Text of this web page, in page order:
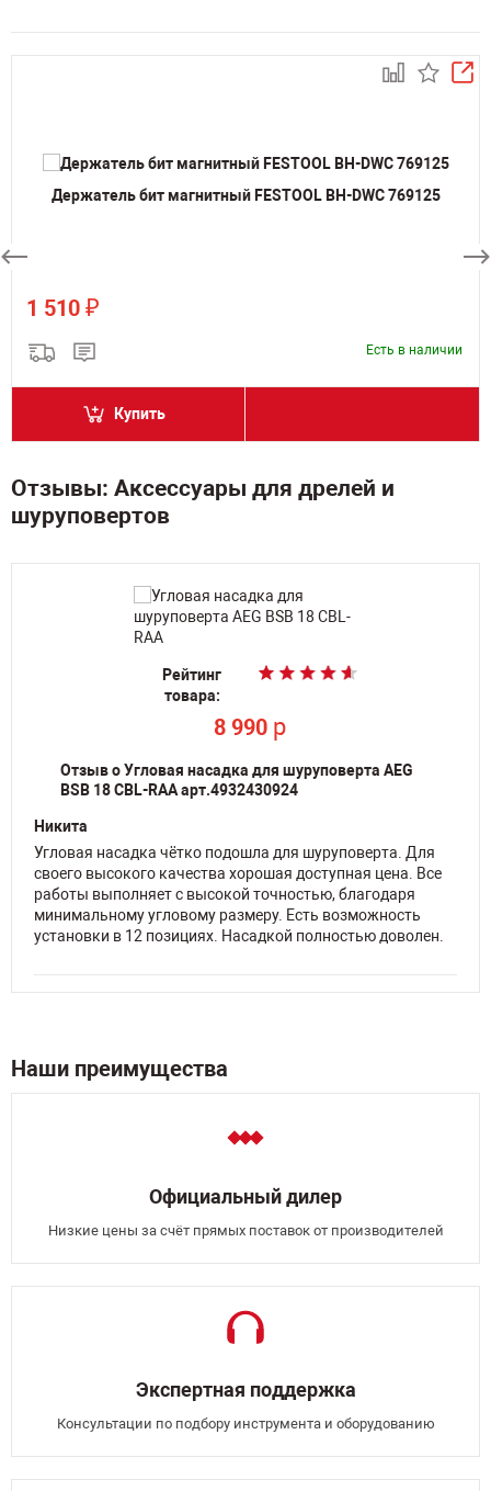
Держатель бит магнитный FESTOOL BH-DWC 769125
1 510 ₽
Есть в наличии
Купить
Отзывы: Аксессуары для дрелей и
шуруповертов
Рейтинг
товара:
8 990 p
Отзыв о Угловая насадка для шуруповерта AEG
BSB 18 CBL-RAA арт.4932430924
Никита
Угловая насадка чётко подошла для шуруповерта. Для
своего высокого качества хорошая доступная цена. Все
работы выполняет с высокой точностью, благодаря
минимальному угловому размеру. Есть возможность
установки в 12 позициях. Насадкой полностью доволен.
Наши преимущества
Официальный дилер
Низкие цены за счёт прямых поставок от производителей
Экспертная поддержка
Консультации по подбору инструмента и оборудованию